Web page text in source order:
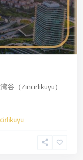
谷（Zincirlikuyu）